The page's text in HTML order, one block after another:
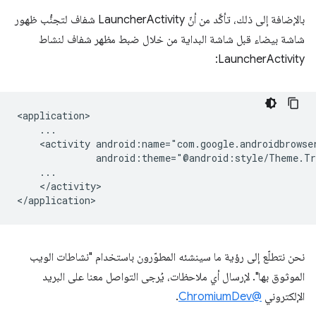
بالإضافة إلى ذلك، تأكَّد من أنّ LauncherActivity شفاف لتجنُّب ظهور
شاشة بيضاء قبل شاشة البداية من خلال ضبط مظهر شفاف لنشاط
LauncherActivity:
<activity
</activity>
نحن نتطلّع إلى رؤية ما سينشئه المطوّرون باستخدام "نشاطات الويب
الموثوق بها". لإرسال أي ملاحظات، يُرجى التواصل معنا على البريد
الإلكتروني @ChromiumDev
.